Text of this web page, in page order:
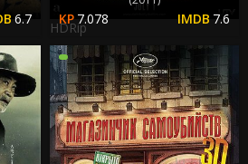
6.7 7.078 7.6
HDRip